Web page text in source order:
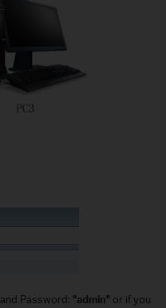
and Password: "admin" or if you